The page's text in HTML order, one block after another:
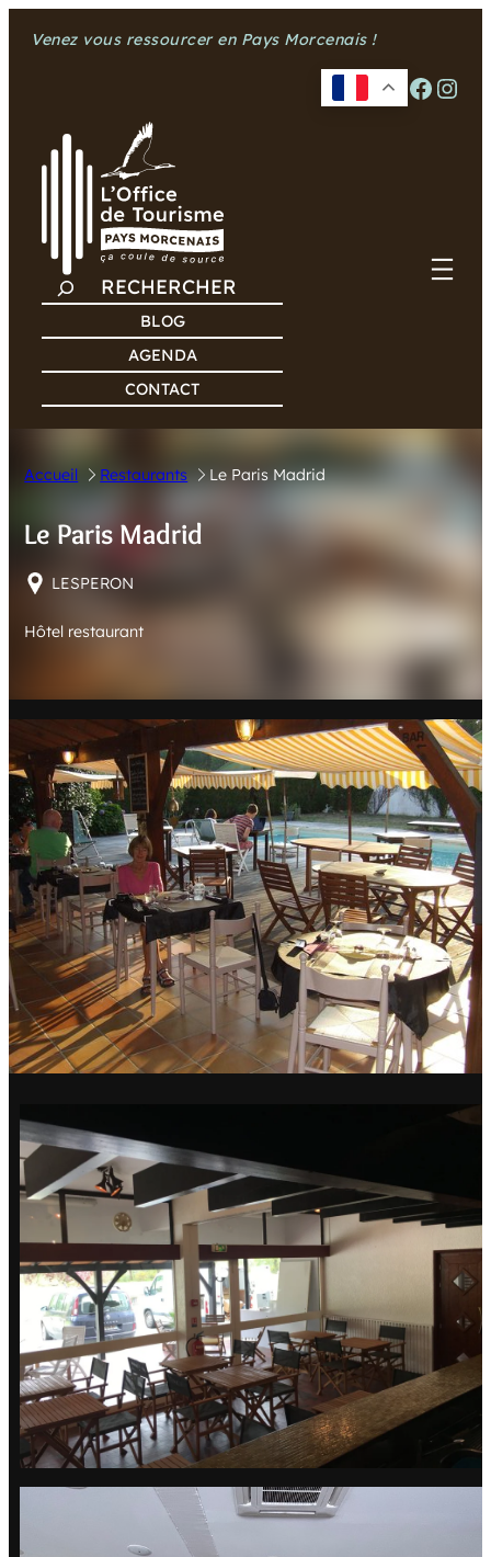
Venez vous ressourcer en Pays Morcenais !
Facebook Instagram
C
H
R
H
R
BLOG
AGENDA
CONTACT
Accueil Restaurants Le Paris Madrid
Le Paris Madrid
LESPERON
Hôtel restaurant